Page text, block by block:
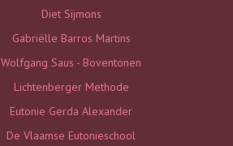
Diet Sijmons
Gabriëlle Barros Martins
Wolfgang Saus - Boventonen
Lichtenberger Methode
Eutonie Gerda Alexander
De Vlaamse Eutonieschool